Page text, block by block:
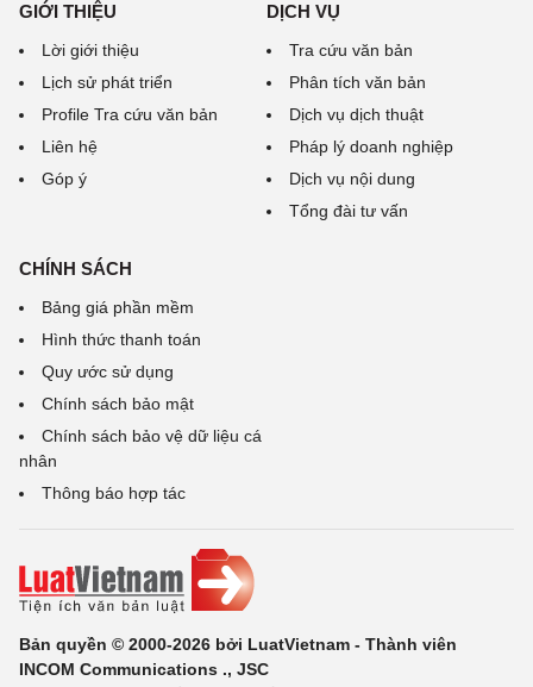
GIỚI THIỆU
Lời giới thiệu
Lịch sử phát triển
Profile Tra cứu văn bản
Liên hệ
Góp ý
DỊCH VỤ
Tra cứu văn bản
Phân tích văn bản
Dịch vụ dịch thuật
Pháp lý doanh nghiệp
Dịch vụ nội dung
Tổng đài tư vấn
CHÍNH SÁCH
Bảng giá phần mềm
Hình thức thanh toán
Quy ước sử dụng
Chính sách bảo mật
Chính sách bảo vệ dữ liệu cá
nhân
Thông báo hợp tác
Bản quyền © 2000-2026 bởi LuatVietnam - Thành viên
INCOM Communications ., JSC